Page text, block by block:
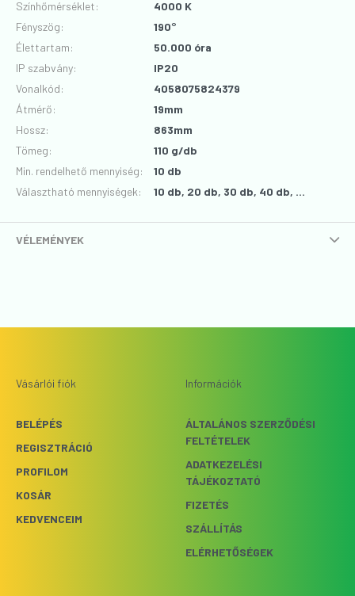
Színhőmérséklet:
4000 K
Fényszög:
190°
Élettartam:
50.000 óra
IP szabvány:
IP20
Vonalkód:
4058075824379
Átmérő:
19mm
Hossz:
863mm
Tömeg:
110 g/db
Min. rendelhető mennyiség:
10 db
Választható mennyiségek:
10 db, 20 db, 30 db, 40 db, ...
VÉLEMÉNYEK
Vásárlói fiók
BELÉPÉS
REGISZTRÁCIÓ
PROFILOM
KOSÁR
KEDVENCEIM
Információk
ÁLTALÁNOS SZERZŐDÉSI
FELTÉTELEK
ADATKEZELÉSI
TÁJÉKOZTATÓ
FIZETÉS
SZÁLLÍTÁS
ELÉRHETŐSÉGEK